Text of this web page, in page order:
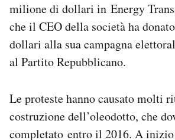
milione di dollari in Energy
che il CEO della società ha
dollari alla sua campagna
al Partito Repubblicano.
Le proteste hanno causato molti
costruzione dell’oleodotto, che
completato entro il 2016. A